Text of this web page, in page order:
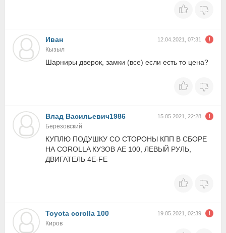
Иван 12.04.2021, 07:31
Кызыл
Шарниры дверок, замки (все) если есть то цена?
Влад Васильевич1986 15.05.2021, 22:28
Березовский
КУПЛЮ ПОДУШКУ СО СТОРОНЫ КПП В СБОРЕ
НА COROLLA КУЗОВ AE 100, ЛЕВЫЙ РУЛЬ,
ДВИГАТЕЛЬ 4E-FE
Toyota corolla 100 19.05.2021, 02:39
Киров